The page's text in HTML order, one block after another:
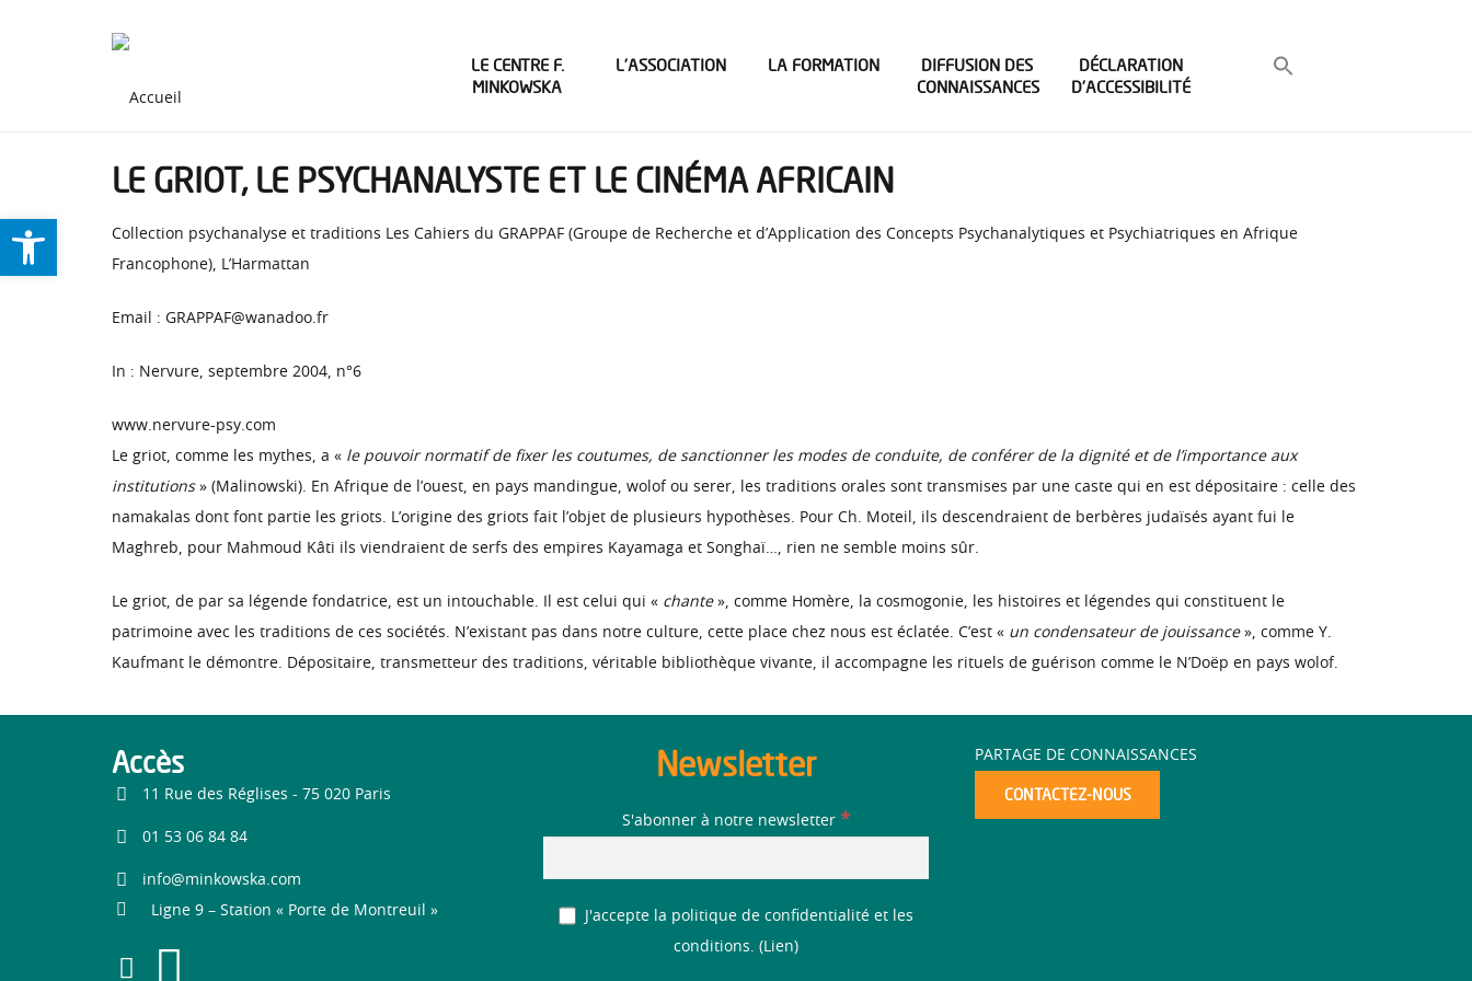
LE CENTRE F.
MINKOWSKA
L’ASSOCIATION LA FORMATION
DIFFUSION DES
CONNAISSANCES
DÉCLARATION
D’ACCESSIBILITÉ
LE GRIOT, LE PSYCHANALYSTE ET LE CINÉMA AFRICAIN
Collection psychanalyse et traditions Les Cahiers du GRAPPAF (Groupe de Recherche et d’Application des Concepts Psychanalytiques et Psychiatriques en Afrique
Francophone), L’Harmattan
Email : GRAPPAF@wanadoo.fr
In : Nervure, septembre 2004, n°6
www.nervure-psy.com
Le griot, comme les mythes, a « le pouvoir normatif de fixer les coutumes, de sanctionner les modes de conduite, de conférer de la dignité et de l’importance aux
institutions» (Malinowski). En Afrique de l’ouest, en pays mandingue, wolof ou serer, les traditions orales sont transmises par une caste qui en est dépositaire : celle des
namakalas dont font partie les griots. L’origine des griots fait l’objet de plusieurs hypothèses. Pour Ch. Moteil, ils descendraient de berbères judaïsés ayant fui le
Maghreb, pour Mahmoud Kâti ils viendraient de serfs des empires Kayamaga et Songhaï…, rien ne semble moins sûr.
Le griot, de par sa légende fondatrice, est un intouchable. Il est celui qui « chante», comme Homère, la cosmogonie, les histoires et légendes qui constituent le
patrimoine avec les traditions de ces sociétés. N’existant pas dans notre culture, cette place chez nous est éclatée. C’est « un condensateur de jouissance», comme Y.
Kaufmant le démontre. Dépositaire, transmetteur des traditions, véritable bibliothèque vivante, il accompagne les rituels de guérison comme le N’Doëp en pays wolof.
Accès
11 Rue des Réglises - 75 020 Paris
01 53 06 84 84
info@minkowska.com
Ligne 9 – Station « Porte de Montreuil »
Newsletter
S'abonner à notre newsletter *
J'accepte la politique de confidentialité et les
conditions. ( Lien)
PARTAGE DE CONNAISSANCES
CONTACTEZ-NOUS
Ouvrir la barre d’outils